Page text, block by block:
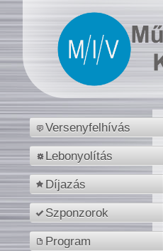
Versenyfelhívás
Lebonyolítás
Díjazás
Szponzorok
Program